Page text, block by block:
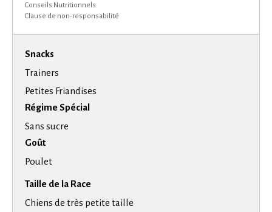
Conseils Nutritionnels
Clause de non-responsabilité
Snacks
Trainers
Petites Friandises
Régime Spécial
Sans sucre
Goût
Poulet
Taille de la Race
Chiens de très petite taille